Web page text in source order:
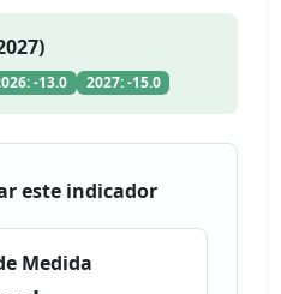
-13.0 2027: -15.0
este indicador
Medida